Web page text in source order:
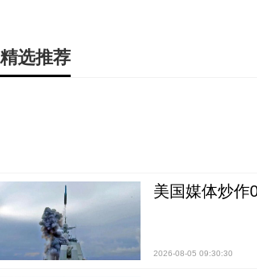
精选推荐
美国媒体炒作
2026-08-05 09:30:30